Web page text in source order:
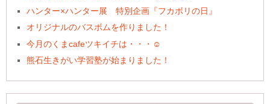
ハンター×ハンター展 特別企画『フカボリの日』
オリジナルのバスボムを作りました！
今月のくまcafeツキイチは・・・☺
熊石生きがい学習塾が始まりました！